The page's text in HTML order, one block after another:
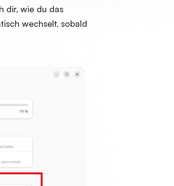
dir, wie du das
wechselt, sobald